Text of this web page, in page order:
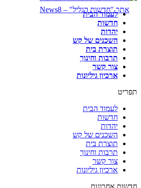
לעמוד הבית
חדשות
יהדות
השכנים של קש
תוצרת בית
תרבות וחינוך
צור קשר
ארכיון גיליונות
תפריט
לעמוד הבית
חדשות
יהדות
השכנים של קש
תוצרת בית
תרבות וחינוך
צור קשר
ארכיון גיליונות
חדשות אחרונות